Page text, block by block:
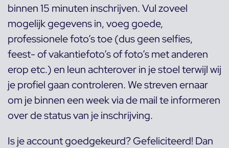
binnen 15 minuten inschrijven. Vul zoveel
mogelijk gegevens in, voeg goede,
professionele foto’s toe (dus geen selfies,
feest- of vakantiefoto’s of foto’s met anderen
erop etc.) en leun achterover in je stoel terwijl wij
je profiel gaan controleren. We streven ernaar
om je binnen een week via de mail te informeren
over de status van je inschrijving.
Is je account goedgekeurd? Gefeliciteerd! Dan